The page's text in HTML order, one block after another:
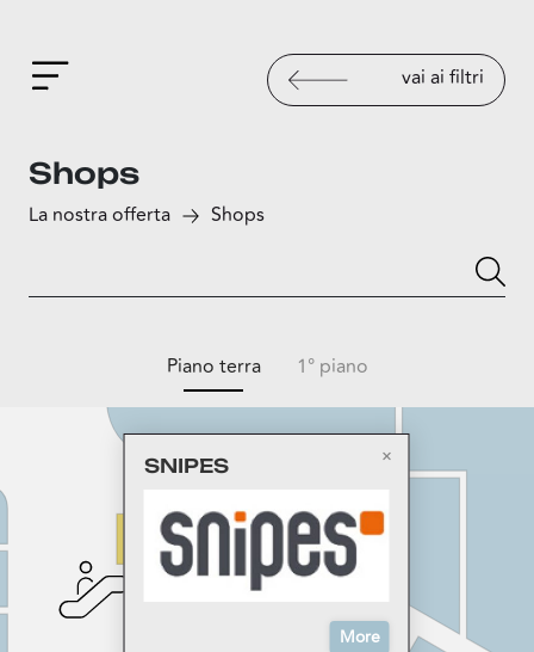
vai ai filtri
Shops
La nostra offerta Shops
SNIPES
More
Piano terra 1° piano